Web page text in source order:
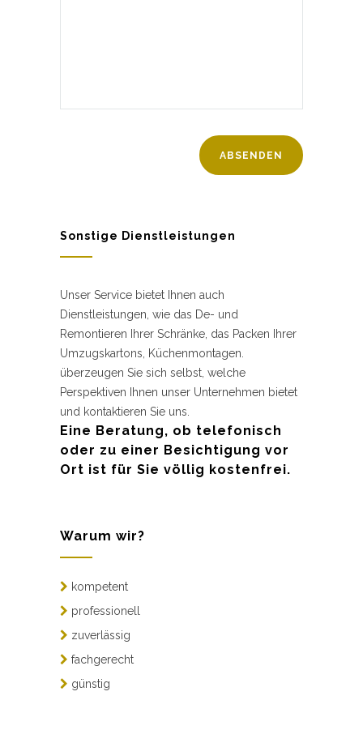
Sonstige Dienstleistungen
Unser Service bietet Ihnen auch
Dienstleistungen, wie das De- und
Remontieren Ihrer Schränke, das Packen Ihrer
Umzugskartons, Küchenmontagen.
überzeugen Sie sich selbst, welche
Perspektiven Ihnen unser Unternehmen bietet
und kontaktieren Sie uns.
Eine Beratung, ob telefonisch
oder zu einer Besichtigung vor
Ort ist für Sie völlig kostenfrei.
Warum wir?
kompetent
professionell
zuverlässig
fachgerecht
günstig